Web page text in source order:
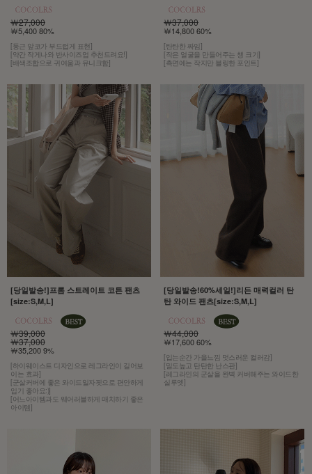
￦27,000
￦5,400 80%
[둥근 앞코가 부드럽게 표현]
[약간 작게나와 반사이즈업 추천드려요!]
[배색조합으로 귀여움과 유니크함]
￦37,000
￦14,800 60%
[탄탄한 짜임]
[작은 얼굴을 만들어주는 챙 크기]
[측면에는 작지만 블링한 포인트]
[당일발송!]프롬 스트레이트 코튼 팬츠
[size:S,M,L]
￦39,000
￦37,000
￦35,200 9%
[하이웨이스트 디자인으로 레그라인이 길어보
이는 효과]
[군살커버에 좋은 와이드일자핏으로 편안하게
입기 좋아요:)]
[어느아이템과도 웨어러블하게 매치하기 좋은
아이템]
[당일발송!60%세일!]리든 매력컬러 탄
탄 와이드 팬츠[size:S,M,L]
￦44,000
￦17,600 60%
[입는순간 가을느낌 멋스러운 컬러감]
[밀도높고 탄탄한 난스판]
[레그라인의 군살을 완벽 커버해주는 와이드한
실루엣]